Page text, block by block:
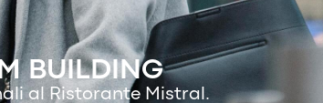
BUILDING
al Ristorante Mistral.